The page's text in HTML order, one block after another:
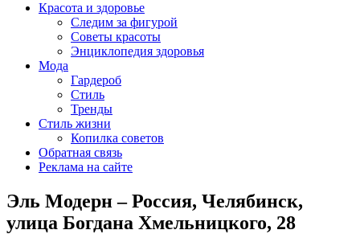
Красота и здоровье
Следим за фигурой
Советы красоты
Энциклопедия здоровья
Мода
Гардероб
Стиль
Тренды
Стиль жизни
Копилка советов
Обратная связь
Реклама на сайте
Эль Модерн – Россия, Челябинск,
улица Богдана Хмельницкого, 28